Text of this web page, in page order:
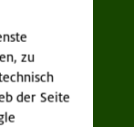
zu
der Seite